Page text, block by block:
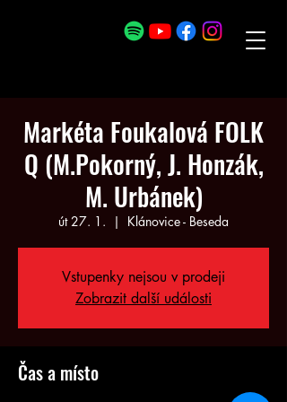
Markéta Foukalová FOLK
Q (M.Pokorný, J. Honzák,
M. Urbánek)
út 27. 1.
  |
Klánovice - Beseda
Vstupenky nejsou v prodeji
Zobrazit další události
Čas a místo